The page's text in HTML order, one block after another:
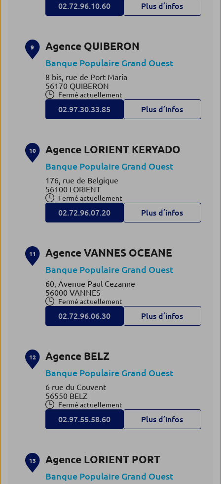
02.72.96.10.60 Plus d’infos
9 Agence QUIBERON
Banque Populaire Grand Ouest
8 bis, rue de Port Maria
56170 QUIBERON
Fermé actuellement
02.97.30.33.85 Plus d’infos
10 Agence LORIENT KERYADO
Banque Populaire Grand Ouest
176, rue de Belgique
56100 LORIENT
Fermé actuellement
02.72.96.07.20 Plus d’infos
11 Agence VANNES OCEANE
Banque Populaire Grand Ouest
60, Avenue Paul Cezanne
56000 VANNES
Fermé actuellement
02.72.96.06.30 Plus d’infos
12 Agence BELZ
Banque Populaire Grand Ouest
6 rue du Couvent
56550 BELZ
Fermé actuellement
02.97.55.58.60 Plus d’infos
13 Agence LORIENT PORT
Banque Populaire Grand Ouest